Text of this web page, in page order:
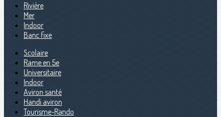
Rivière
Mer
Indoor
Banc fixe
Scolaire
Rame en 5e
Universitaire
Indoor
Aviron santé
Handi aviron
Tourisme-Rando